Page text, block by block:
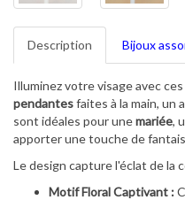
Description Bijoux
Illuminez votre visage avec
pendantesfaites à la main, un
sont idéales pour unemariée,
apporter une touche de
Le design capture l'éclat de la
Motif Floral Captivant :